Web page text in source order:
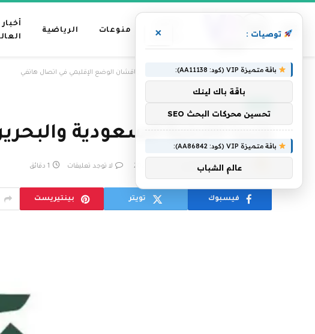
رئيسية
منوعات الرياضية
أخبار
الرئيسية » وزيرا خارجية السعودية والبحرين يناقشان الوضع الإقليمي في اتصال هاتفي
وزيرا خارجية السعودية
بواسطة فريق التحرير لا توجد تعليقات 1 دقائق
فيسبوك تويتر بينتيريست
توصيات : ×
باقة متميزة VIP (كود: AA11138):
باقة باك لينك
تحسين محركات البحث SEO
باقة متميزة VIP (كود: AA86842):
عالم الشباب